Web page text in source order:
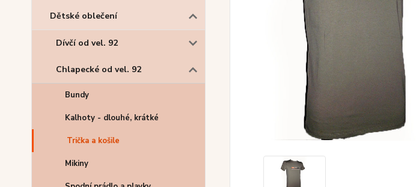
Dětské oblečení
Dívčí od vel. 92
Chlapecké od vel. 92
Bundy
Kalhoty - dlouhé, krátké
Trička a košile
Mikiny